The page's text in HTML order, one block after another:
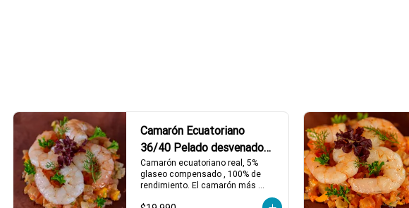
Camarón Ecuatoriano
36/40 Pelado desvenado
1kg.
Camarón ecuatoriano real, 5%
glaseo compensado , 100% de
rendimiento. El camarón más